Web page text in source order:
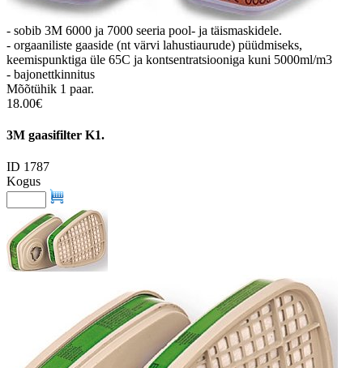
- sobib 3M 6000 ja 7000 seeria pool- ja täismaskidele.
- orgaaniliste gaaside (nt värvi lahustiaurude) püüdmiseks,
keemispunktiga üle 65C ja kontsentratsiooniga kuni 5000ml/m3
- bajonettkinnitus
Mõõtühik 1 paar.
18.00€
3M gaasifilter K1.
ID 1787
Kogus